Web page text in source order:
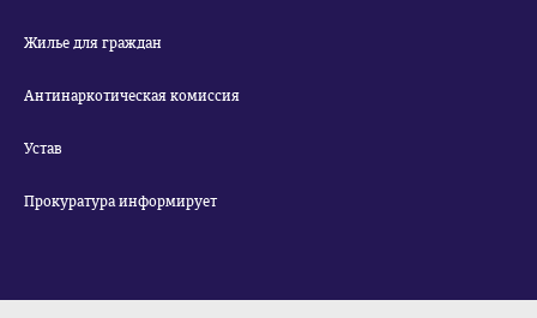
Жилье для граждан
Антинаркотическая комиссия
Устав
Прокуратура информирует